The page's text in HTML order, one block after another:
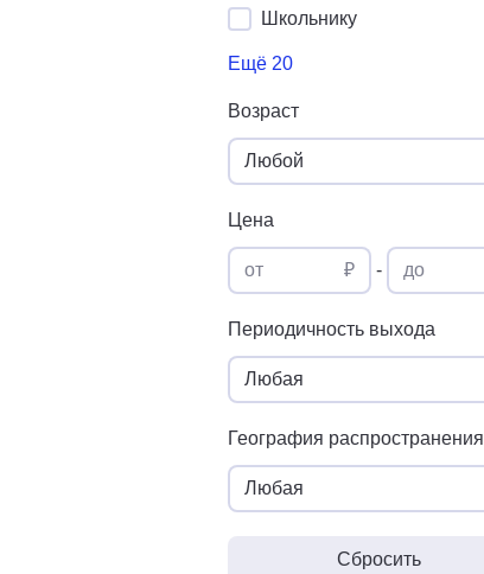
Школьнику
Ещё 20
Возраст
Любой
Цена
от ₽ - до
Периодичность выхода
Любая
География распространения
Любая
Сбросить